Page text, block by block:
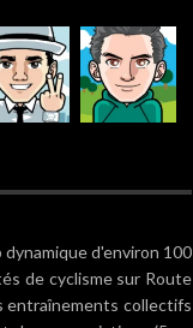
d'environ 100
de cyclisme sur Route
entraînements collectifs